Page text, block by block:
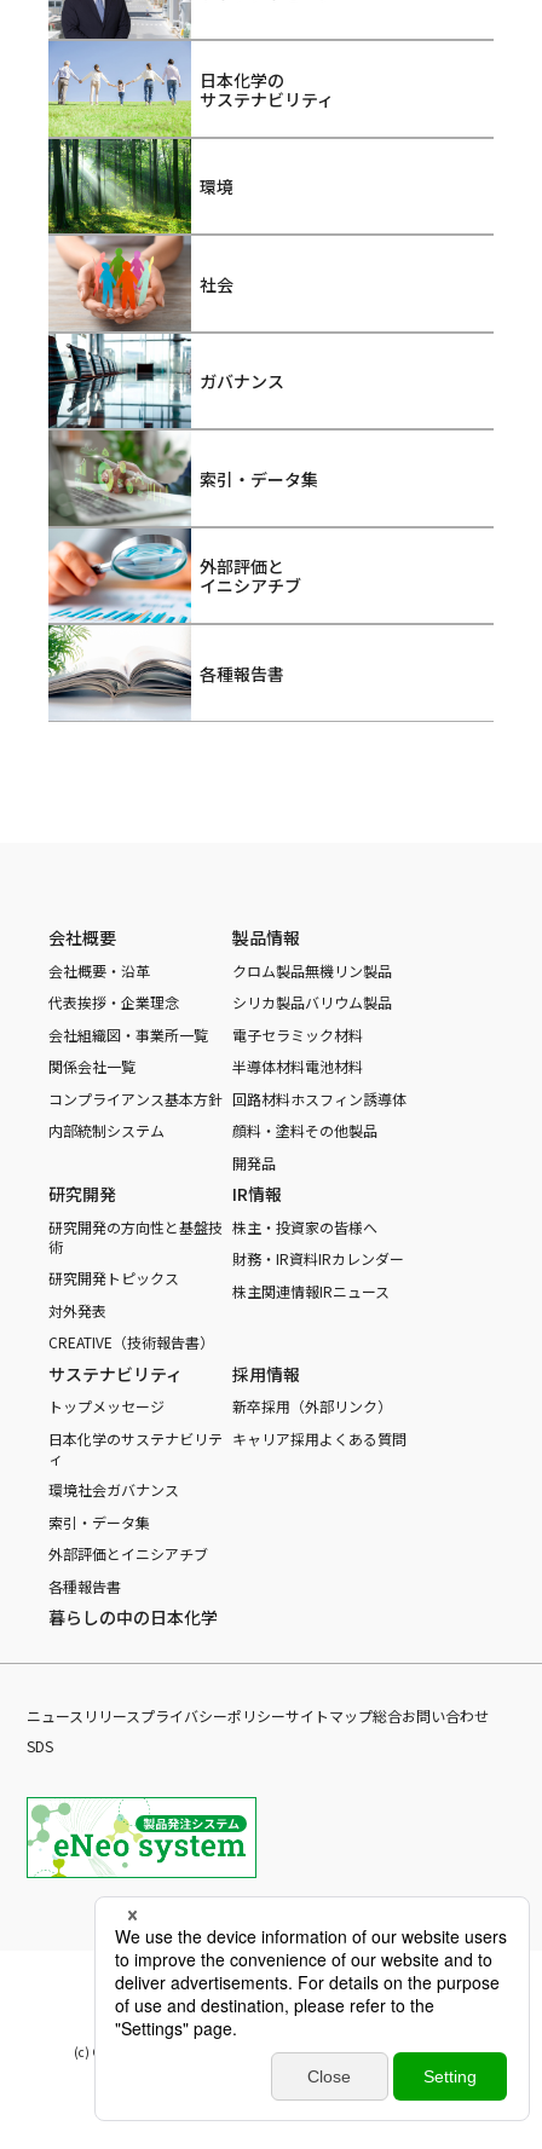
日本化学の
サステナビリティ
環境
社会
ガバナンス
索引・データ集
外部評価と
イニシアチブ
各種報告書
会社概要
会社概要・沿革
代表挨拶・企業理念
会社組織図・事業所一覧
関係会社一覧
コンプライアンス基本方針
内部統制システム
製品情報
クロム製品無機リン製品
シリカ製品バリウム製品
電子セラミック材料
半導体材料電池材料
回路材料ホスフィン誘導体
顔料・塗料その他製品
開発品
研究開発
研究開発の方向性と基盤技
術
研究開発トピックス
対外発表
CREATIVE（技術報告書）
IR情報
株主・投資家の皆様へ
財務・IR資料IRカレンダー
株主関連情報IRニュース
サステナビリティ
トップメッセージ
日本化学のサステナビリテ
ィ
環境社会ガバナンス
索引・データ集
外部評価とイニシアチブ
各種報告書
採用情報
新卒採用（外部リンク）
キャリア採用よくある質問
暮らしの中の日本化学
ニュースリリースプライバシーポリシーサイトマップ総合お問い合わせ
SDS
(c) Copyright Nippon Chemical Industrial CO., LTD. All Rights reserved.